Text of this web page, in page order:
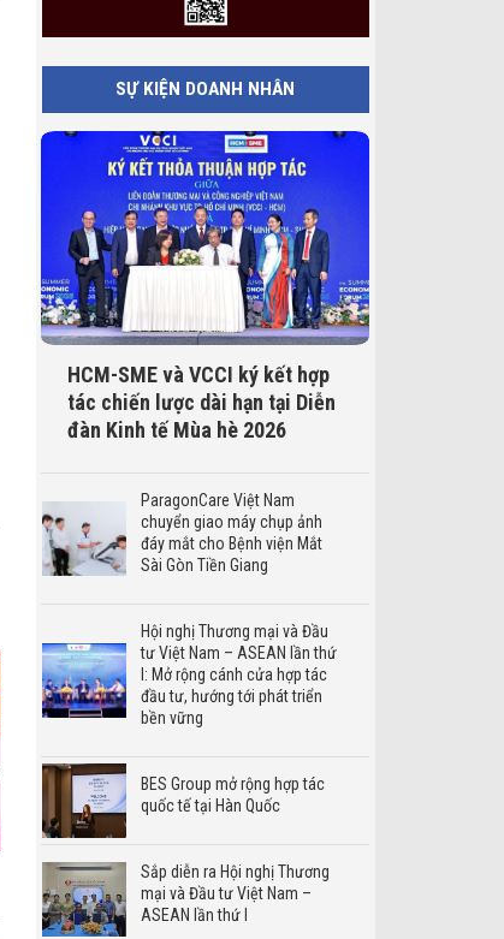
SỰ KIỆN DOANH NHÂN
HCM-SME và VCCI ký kết hợp
tác chiến lược dài hạn tại Diễn
đàn Kinh tế Mùa hè 2026
ParagonCare Việt Nam
chuyển giao máy chụp ảnh
đáy mắt cho Bệnh viện Mắt
Sài Gòn Tiền Giang
Hội nghị Thương mại và Đầu
tư Việt Nam – ASEAN lần thứ
I: Mở rộng cánh cửa hợp tác
đầu tư, hướng tới phát triển
bền vững
BES Group mở rộng hợp tác
quốc tế tại Hàn Quốc
Sắp diễn ra Hội nghị Thương
mại và Đầu tư Việt Nam –
ASEAN lần thứ I